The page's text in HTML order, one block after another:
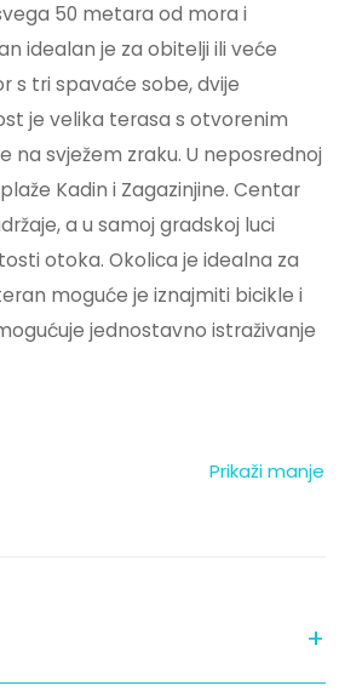
50 metara od mora i
idealan je za obitelji ili veće
s tri spavaće sobe, dvije
je velika terasa s otvorenim
svježem zraku. U neposrednoj
Kadin i Zagazinjine. Centar
a u samoj gradskoj luci
otoka. Okolica je idealna za
moguće je iznajmiti bicikle i
jednostavno istraživanje